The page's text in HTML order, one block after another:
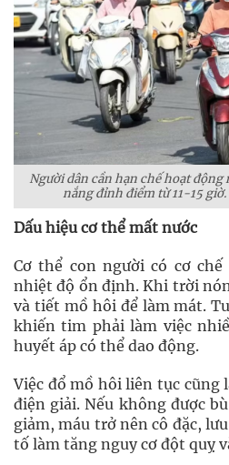
Người dân cần hạn chế hoạt
nắng đỉnh điểm từ 11-15
Dấu hiệu cơ thể mất nước
Cơ thể con người có cơ
nhiệt độ ổn định. Khi trời
và tiết mồ hôi để làm mát.
khiến tim phải làm việc
huyết áp có thể dao động.
Việc đổ mồ hôi liên tục cũng
điện giải. Nếu không được
giảm, máu trở nên cô đặc,
tố làm tăng nguy cơ đột quỵ